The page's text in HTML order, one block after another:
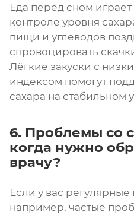
Еда перед сном
контроле уровня
пищи и углеводов
спровоцировать
Лёгкие закуски с
индексом помогут
сахара на стабильном
6. Проблемы со
когда нужно
врачу?
Если у вас
например, частые